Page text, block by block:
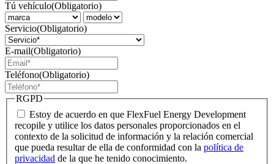
Tú vehículo(Obligatorio)
Servicio(Obligatorio)
E-mail(Obligatorio)
Teléfono(Obligatorio)
RGPD
Estoy de acuerdo en que FlexFuel Energy Development
recopile y utilice los datos personales proporcionados en el
contexto de la solicitud de información y la relación comercial
que pueda resultar de ella de conformidad con la política de
privacidad de la que he tenido conocimiento.